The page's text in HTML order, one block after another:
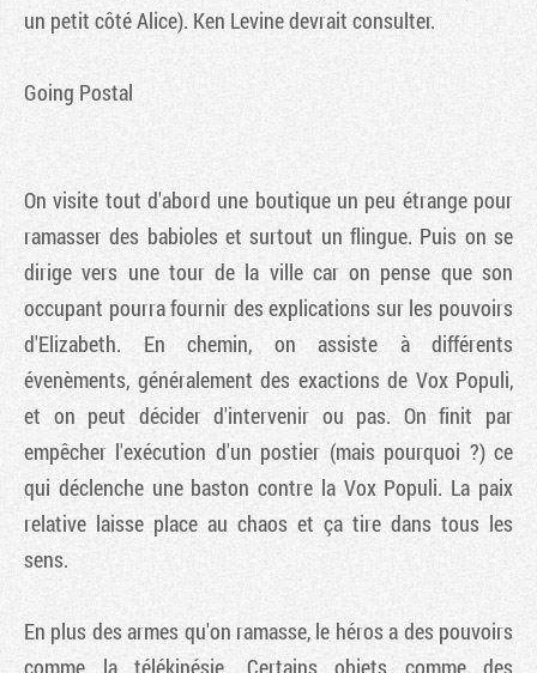
un petit côté Alice). Ken Levine devrait consulter.
Going Postal
On visite tout d'abord une boutique un peu étrange pour
ramasser des babioles et surtout un flingue. Puis on se
dirige vers une tour de la ville car on pense que son
occupant pourra fournir des explications sur les pouvoirs
d'Elizabeth. En chemin, on assiste à différents
évenèments, généralement des exactions de Vox Populi,
et on peut décider d'intervenir ou pas. On finit par
empêcher l'exécution d'un postier (mais pourquoi ?) ce
qui déclenche une baston contre la Vox Populi. La paix
relative laisse place au chaos et ça tire dans tous les
sens.
En plus des armes qu'on ramasse, le héros a des pouvoirs
comme la télékinésie. Certains objets comme des